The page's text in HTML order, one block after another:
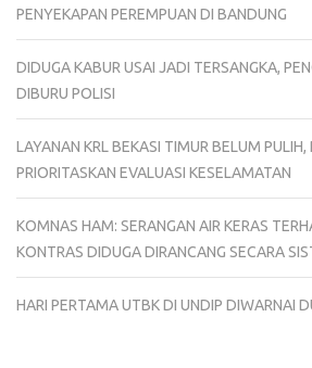
PENYEKAPAN PEREMPUAN DI BANDUNG
DIDUGA KABUR USAI JADI TERSANGKA,
DIBURU POLISI
LAYANAN KRL BEKASI TIMUR BELUM PULIH,
PRIORITASKAN EVALUASI KESELAMATAN
KOMNAS HAM: SERANGAN AIR KERAS
KONTRAS DIDUGA DIRANCANG SECARA
HARI PERTAMA UTBK DI UNDIP DIWARNAI